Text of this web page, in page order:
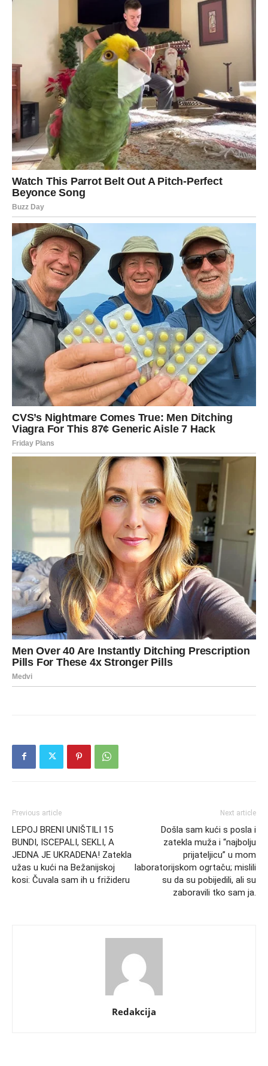
Previous article
LEPOJ BRENI UNIŠTILI 15
BUNDI, ISCEPALI, SEKLI, A
JEDNA JE UKRADENA! Zatekla
užas u kući na Bežanijskoj
kosi: Čuvala sam ih u frižideru
Next article
Došla sam kući s posla i
zatekla muža i “najbolju
prijateljicu” u mom
laboratorijskom ogrtaču; mislili
su da su pobijedili, ali su
zaboravili tko sam ja.
Redakcija